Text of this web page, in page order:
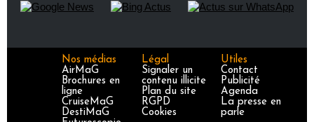
Nos médias
AirMaG
Brochures en
ligne
CruiseMaG
DestiMaG
Légal
Signaler un
contenu illicite
Plan du site
RGPD
Cookies
Utiles
Contact
Publicité
Agenda
La presse en
parle